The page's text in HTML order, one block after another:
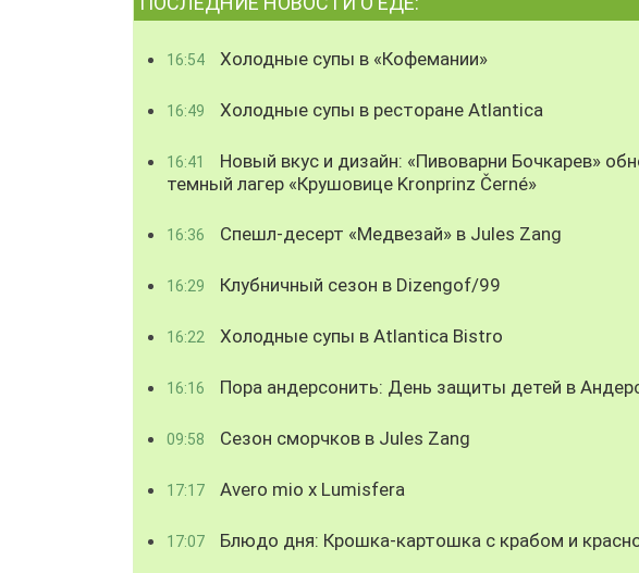
16:54 Холодные супы в «Кофемании»
16:49 Холодные супы в ресторане Atlantica
16:41
Новый вкус и дизайн: «Пивоварни Бочкарев»
темный лагер «Крушовице Kronprinz Černé»
16:36 Спешл-десерт «Медвезай» в Jules Zang
16:29 Клубничный сезон в Dizengof/99
16:22 Холодные супы в Atlantica Bistro
16:16 Пора андерсонить: День защиты детей в
09:58 Сезон сморчков в Jules Zang
17:17 Avero mio x Lumisfera
17:07 Блюдо дня: Крошка-картошка с крабом и